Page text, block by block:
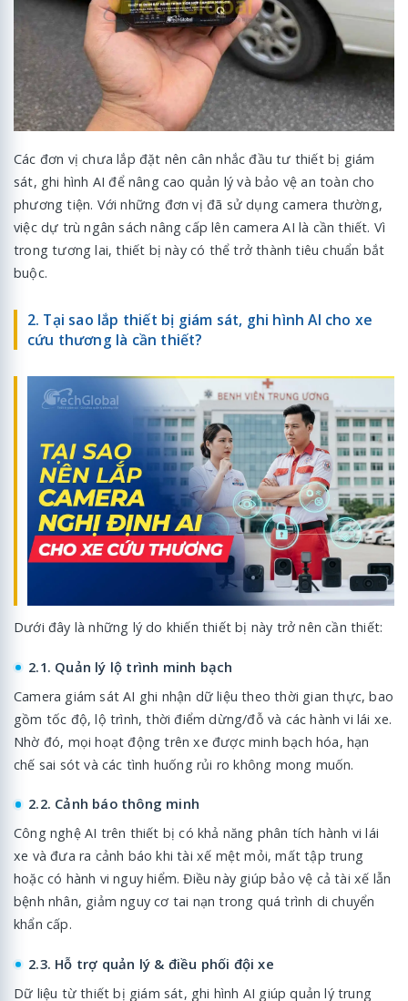
Các đơn vị chưa lắp đặt nên cân nhắc đầu tư thiết bị giám
sát, ghi hình AI để nâng cao quản lý và bảo vệ an toàn cho
phương tiện. Với những đơn vị đã sử dụng camera thường,
việc dự trù ngân sách nâng cấp lên camera AI là cần thiết. Vì
trong tương lai, thiết bị này có thể trở thành tiêu chuẩn bắt
buộc.
2. Tại sao lắp thiết bị giám sát, ghi hình AI cho xe
cứu thương là cần thiết?
Dưới đây là những lý do khiến thiết bị này trở nên cần thiết:
2.1. Quản lý lộ trình minh bạch
Camera giám sát AI ghi nhận dữ liệu theo thời gian thực, bao
gồm tốc độ, lộ trình, thời điểm dừng/đỗ và các hành vi lái xe.
Nhờ đó, mọi hoạt động trên xe được minh bạch hóa, hạn
chế sai sót và các tình huống rủi ro không mong muốn.
2.2. Cảnh báo thông minh
Công nghệ AI trên thiết bị có khả năng phân tích hành vi lái
xe và đưa ra cảnh báo khi tài xế mệt mỏi, mất tập trung
hoặc có hành vi nguy hiểm. Điều này giúp bảo vệ cả tài xế lẫn
bệnh nhân, giảm nguy cơ tai nạn trong quá trình di chuyển
khẩn cấp.
2.3. Hỗ trợ quản lý & điều phối đội xe
Dữ liệu từ thiết bị giám sát, ghi hình AI giúp quản lý trung